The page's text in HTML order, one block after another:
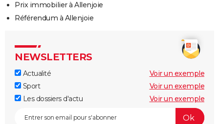
Prix immobilier à Allenjoie
Référendum à Allenjoie
NEWSLETTERS
Actualité
Voir un exemple
Sport
Voir un exemple
Les dossiers d'actu
Voir un exemple